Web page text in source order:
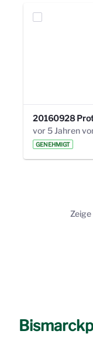
GENEHMIGT